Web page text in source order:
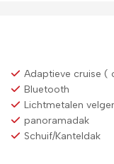
Adaptieve cruise (
Bluetooth
Lichtmetalen
panoramadak
Schuif/Kanteldak